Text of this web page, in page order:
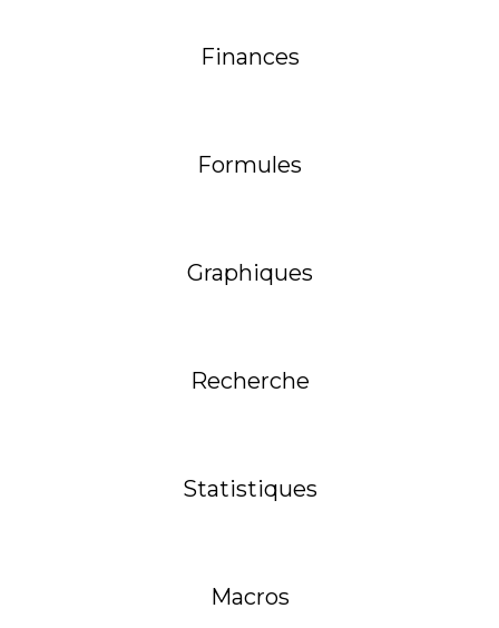
Finances
Formules
Graphiques
Recherche
Statistiques
Macros